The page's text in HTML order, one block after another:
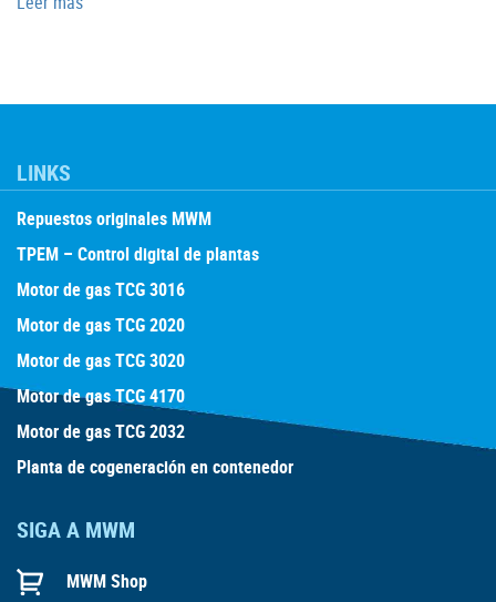
LINKS
Repuestos originales MWM
TPEM – Control digital de plantas
Motor de gas TCG 3016
Motor de gas TCG 2020
Motor de gas TCG 3020
Motor de gas TCG 4170
Motor de gas TCG 2032
Planta de cogeneración en contenedor
SIGA A MWM
MWM Shop